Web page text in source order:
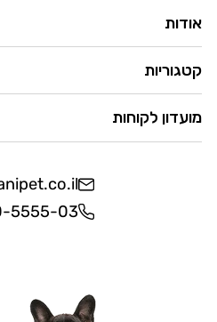
אודות
קטגוריות
מועדון לקוחות
5555-03